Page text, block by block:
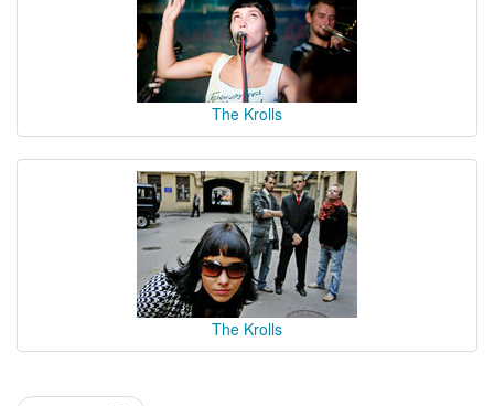
The Krolls
The Krolls